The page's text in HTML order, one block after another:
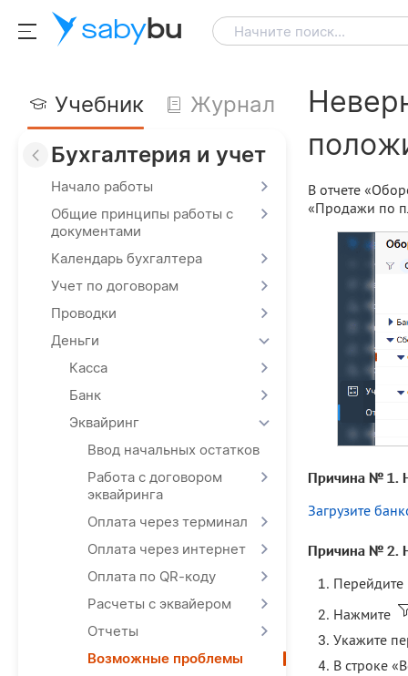
sabybu Начните поиск...
Учебник
Журнал
Бухгалтерия и учет
Начало работы
Общие принципы работы с
документами
Календарь бухгалтера
Учет по договорам
Проводки
Деньги
Касса
Банк
Эквайринг
Ввод начальных остатков
Работа с договором
эквайринга
Оплата через терминал
Оплата через интернет
Оплата по QR-коду
Расчеты с эквайером
Отчеты
Возможные проблемы
В отчете
«Продажи по
Причина № 1.
Загрузите
Причина № 2.
Перейдите
Нажмите
Укажите
В строке